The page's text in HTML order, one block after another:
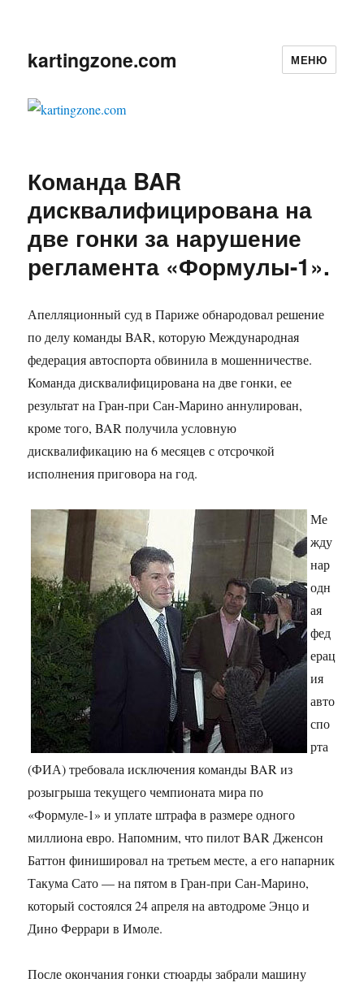
kartingzone.com МЕНЮ
Команда BAR
дисквалифицирована на
две гонки за нарушение
регламента «Формулы-1».
Апелляционный суд в Париже обнародовал решение
по делу команды BAR, которую Международная
федерация автоспорта обвинила в мошенничестве.
Команда дисквалифицирована на две гонки, ее
результат на Гран-при Сан-Марино аннулирован,
кроме того, BAR получила условную
дисквалификацию на 6 месяцев с отсрочкой
исполнения приговора на год.
Ме
жду
нар
одн
ая
фед
ерац
ия
авто
спо
рта
(ФИА) требовала исключения команды BAR из
розыгрыша текущего чемпионата мира по
«Формуле-1» и уплате штрафа в размере одного
миллиона евро. Напомним, что пилот BAR Дженсон
Баттон финишировал на третьем месте, а его напарник
Такума Сато — на пятом в Гран-при Сан-Марино,
который состоялся 24 апреля на автодроме Энцо и
Дино Феррари в Имоле.
После окончания гонки стюарды забрали машину